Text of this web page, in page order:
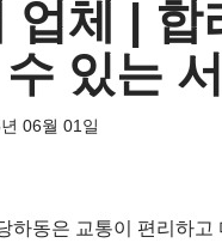
업체 |
있는
06월 01일
하동은 교통이 편리하